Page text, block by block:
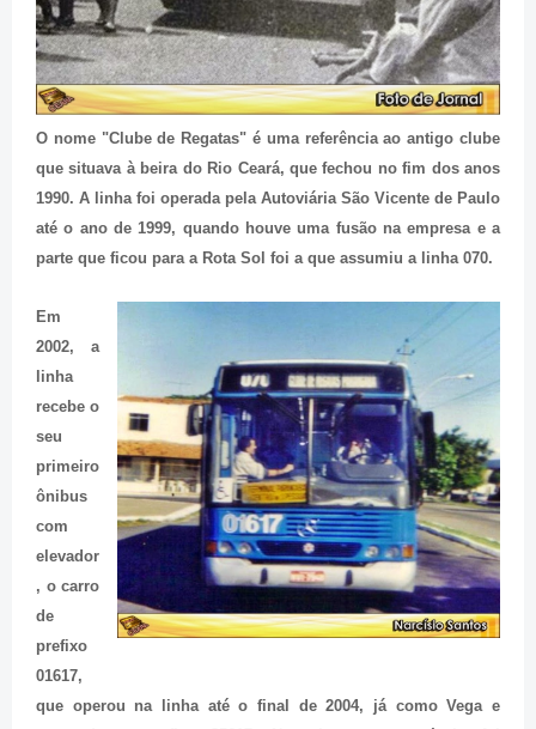
O nome "Clube de Regatas" é uma referência ao antigo clube
que situava à beira do Rio Ceará, que fechou no fim dos anos
1990. A linha foi operada pela Autoviária São Vicente de Paulo
até o ano de 1999, quando houve uma fusão na empresa e a
parte que ficou para a Rota Sol foi a que assumiu a linha 070.
Em
2002, a
linha
recebe o
seu
primeiro
ônibus
com
elevador
, o carro
de
prefixo
01617,
que operou na linha até o final de 2004, já como Vega e